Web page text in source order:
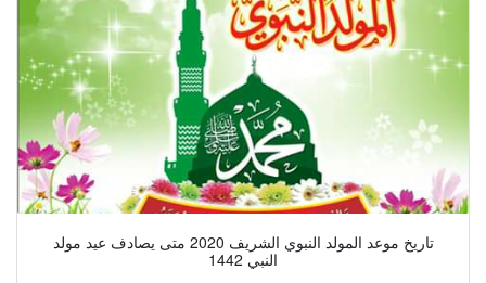
تاريخ موعد المولد النبوي الشريف 2020 متى يصادف عيد مولد
النبي 1442